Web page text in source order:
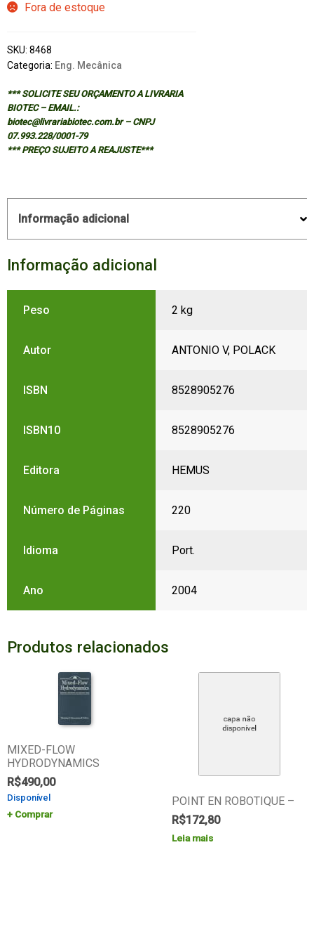
Fora de estoque
SKU: 8468
Categoria: Eng. Mecânica
*** SOLICITE SEU ORÇAMENTO A LIVRARIA
BIOTEC – EMAIL.:
biotec@livrariabiotec.com.br – CNPJ
07.993.228/0001-79
*** PREÇO SUJEITO A REAJUSTE***
Informação adicional
Informação adicional
Peso 2 kg
Autor ANTONIO V, POLACK
ISBN 8528905276
ISBN10 8528905276
Editora HEMUS
Número de Páginas 220
Idioma Port.
Ano 2004
Produtos relacionados
MIXED-FLOW
HYDRODYNAMICS
R$490,00
Disponível
Comprar
POINT EN ROBOTIQUE –
R$172,80
Leia mais